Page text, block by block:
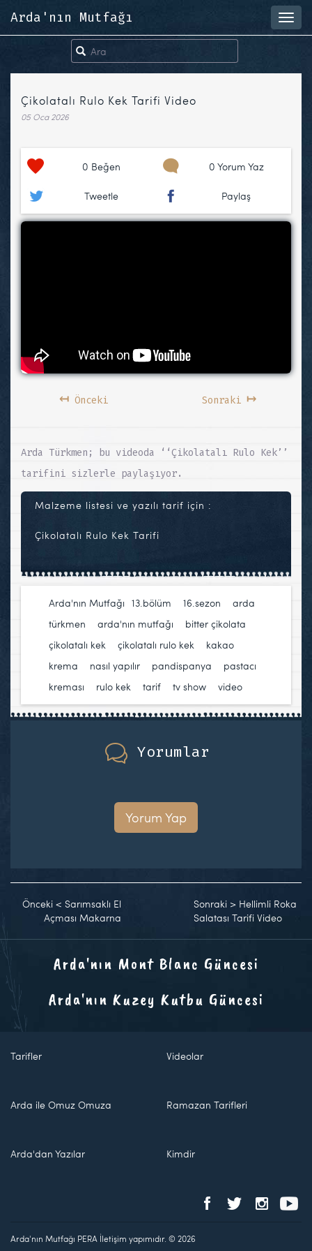
Arda'nın Mutfağı
Çikolatalı Rulo Kek Tarifi Video
05 Oca 2026
0 Beğen 0 Yorum Yaz
Tweetle Paylaş
↤Önceki Sonraki ↦
Arda Türkmen; bu videoda ‘‘Çikolatalı Rulo Kek’’
tarifini sizlerle paylaşıyor.
Malzeme listesi ve yazılı tarif için :
Çikolatalı Rulo Kek Tarifi
Arda'nın Mutfağı 13.bölüm 16.sezon
arda
türkmen
arda'nın mutfağı bitter çikolata
çikolatalı kek
çikolatalı rulo kek kakao
krema
nasıl yapılır pandispanya
pastacı
kreması
rulo kek tarif tv show video
Yorumlar
Yorum Yap
Önceki < Sarımsaklı El
Açması Makarna
Sonraki > Hellimli Roka
Salatası Tarifi Video
Arda'nın Mont Blanc Güncesi
Arda'nın Kuzey Kutbu Güncesi
Tarifler Videolar
Arda ile Omuz Omuza Ramazan Tarifleri
Arda'dan Yazılar Kimdir
Arda'nın Mutfağı PERA İletişim yapımıdır. © 2026